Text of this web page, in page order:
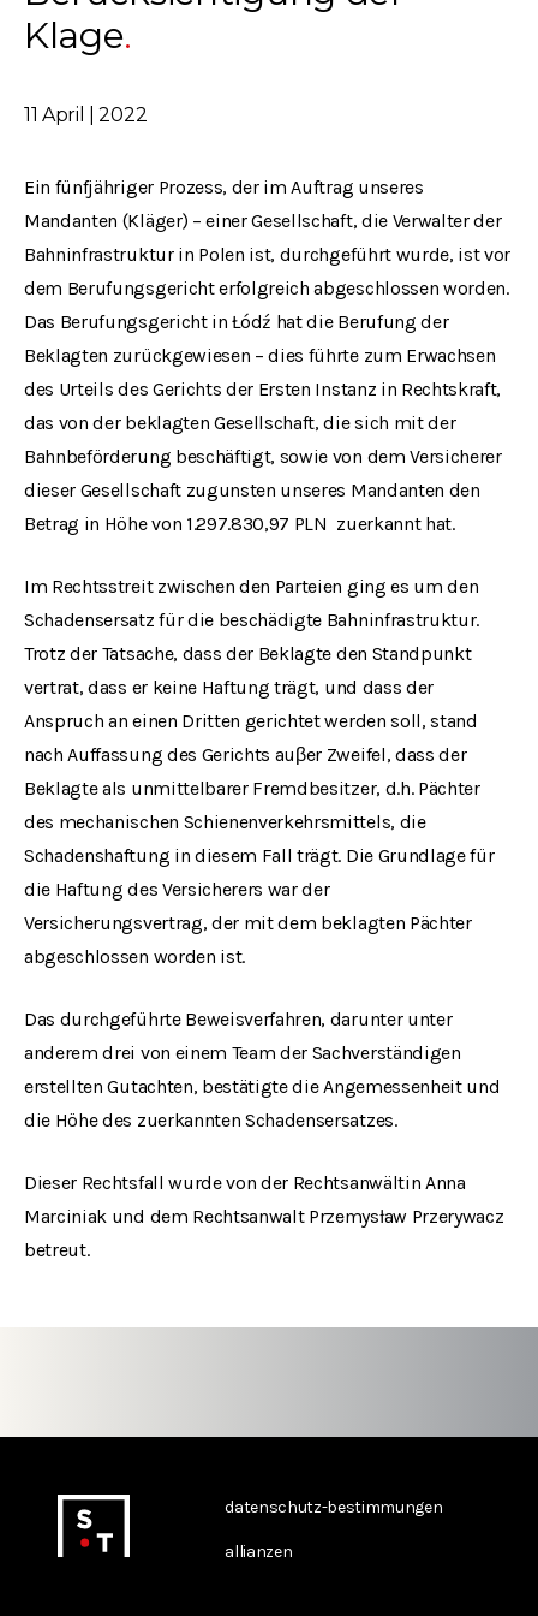
Klage
11 April | 2022
Ein fünfjähriger Prozess, der im Auftrag unseres
Mandanten (Kläger) – einer Gesellschaft, die Verwalter der
Bahninfrastruktur in Polen ist, durchgeführt wurde, ist vor
dem Berufungsgericht erfolgreich abgeschlossen worden.
Das Berufungsgericht in Łódź hat die Berufung der
Beklagten zurückgewiesen – dies führte zum Erwachsen
des Urteils des Gerichts der Ersten Instanz in Rechtskraft,
das von der beklagten Gesellschaft, die sich mit der
Bahnbeförderung beschäftigt, sowie von dem Versicherer
dieser Gesellschaft zugunsten unseres Mandanten den
Betrag in Höhe von 1.297.830,97 PLN zuerkannt hat.
Im Rechtsstreit zwischen den Parteien ging es um den
Schadensersatz für die beschädigte Bahninfrastruktur.
Trotz der Tatsache, dass der Beklagte den Standpunkt
vertrat, dass er keine Haftung trägt, und dass der
Anspruch an einen Dritten gerichtet werden soll, stand
nach Auffassung des Gerichts auβer Zweifel, dass der
Beklagte als unmittelbarer Fremdbesitzer, d.h. Pächter
des mechanischen Schienenverkehrsmittels, die
Schadenshaftung in diesem Fall trägt. Die Grundlage für
die Haftung des Versicherers war der
Versicherungsvertrag, der mit dem beklagten Pächter
abgeschlossen worden ist.
Das durchgeführte Beweisverfahren, darunter unter
anderem drei von einem Team der Sachverständigen
erstellten Gutachten, bestätigte die Angemessenheit und
die Höhe des zuerkannten Schadensersatzes.
Dieser Rechtsfall wurde von der Rechtsanwältin Anna
Marciniak und dem Rechtsanwalt Przemysław Przerywacz
betreut.
datenschutz-bestimmungen
allianzen